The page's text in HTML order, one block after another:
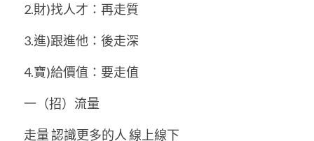
2.財)找人才：再走質
3.進)跟進他：後走深
4.寶)給價值：要走值
一（招）流量
走量 認識更多的人 線上線下